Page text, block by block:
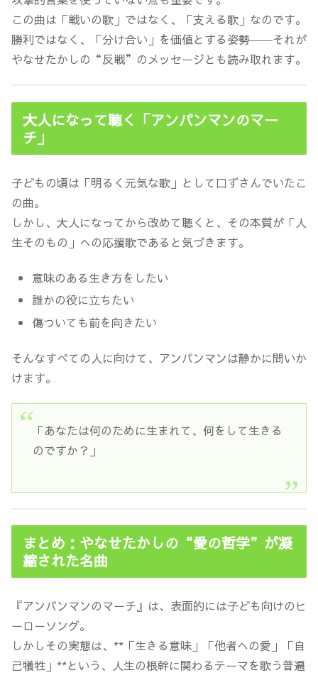
この曲は「戦いの歌」ではなく、「支える歌」なのです。
勝利ではなく、「分け合い」を価値とする姿勢――それが
やなせたかしの“反戦”のメッセージとも読み取れます。
大人になって聴く「アンパンマンのマー
チ」
子どもの頃は「明るく元気な歌」として口ずさんでいたこ
の曲。
しかし、大人になってから改めて聴くと、その本質が「人
生そのもの」への応援歌であると気づきます。
意味のある生き方をしたい
誰かの役に立ちたい
傷ついても前を向きたい
そんなすべての人に向けて、アンパンマンは静かに問いか
けます。
「あなたは何のために生まれて、何をして生きる
のですか？」
まとめ：やなせたかしの“愛の哲学”が凝
縮された名曲
『アンパンマンのマーチ』は、表面的には子ども向けのヒ
ーローソング。
しかしその実態は、**「生きる意味」「他者への愛」「自
己犠牲」**という、人生の根幹に関わるテーマを歌う普遍